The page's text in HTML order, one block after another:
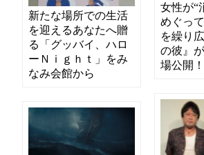
女性が“
めぐっ
を繰り
の彼』
場公開！
新たな場所での生活
を迎えるあなたへ贈
る「グッバイ、ハロ
ーＮｉｇｈｔ」をみ
なみ会館から